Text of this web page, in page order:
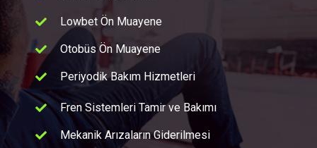
Lowbet Ön Muayene
Otobüs Ön Muayene
Periyodik Bakım Hizmetleri
Fren Sistemleri Tamir ve Bakımı
Mekanik Arızaların Giderilmesi